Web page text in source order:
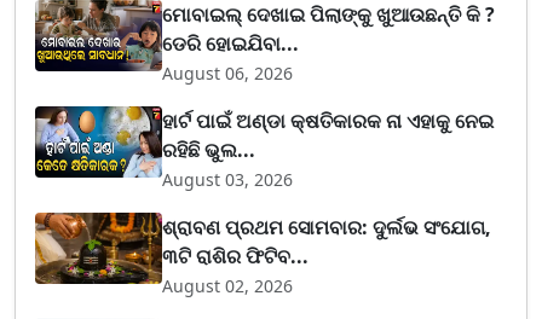
ମୋବାଇଲ୍ ଦେଖାଇ ପିଲାଙ୍କୁ ଖୁଆଉଛନ୍ତି କି ?
ଡେରି ହୋଇଯିବା...
August 06, 2026
ହାର୍ଟ ପାଇଁ ଅଣ୍ଡା କ୍ଷତିକାରକ ନା ଏହାକୁ ନେଇ
ରହିଛି ଭୁଲ...
August 03, 2026
ଶ୍ରାବଣ ପ୍ରଥମ ସୋମବାର: ଦୁର୍ଲଭ ସଂଯୋଗ,
୩ଟି ରାଶିର ଫିଟିବ...
August 02, 2026